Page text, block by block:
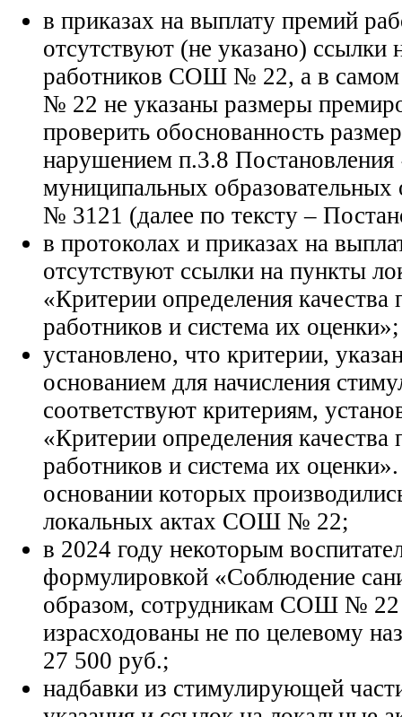
в приказах на выплату премий
отсутствуют (не указано)
работников СОШ № 22, а в
№ 22 не указаны размеры
проверить обоснованность
нарушением п.3.8 Постановления
муниципальных
№ 3121 (далее по тексту –
в протоколах и приказах на
отсутствуют ссылки на пункты
«Критерии определения качества
работников и система их оценки»;
установлено, что критерии,
основанием для начисления
соответствуют критериям,
«Критерии определения качества
работников и система их
основании которых
локальных актах СОШ № 22;
в 2024 году некоторым
формулировкой «Соблюдение
образом, сотрудникам СОШ № 22
израсходованы не по целевому
27 500 руб.;
надбавки из стимулирующей